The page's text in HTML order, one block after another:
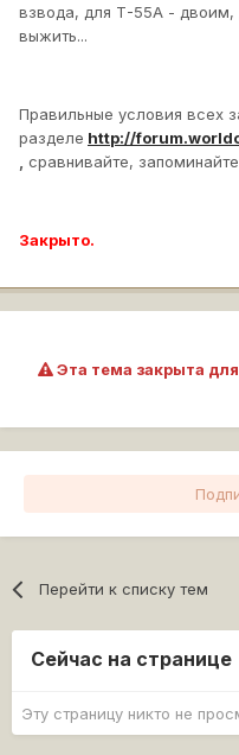
взвода, для Т-55А - двоим,
выжить...
Правильные условия всех
разделе http://
сравнивайте,
Закрыто.
Эта тема закрыта
Перейти к списку тем
Сейчас на странице
Эту страницу никто не